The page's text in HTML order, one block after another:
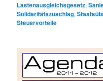
Lastenausgleichsgesetz,
Solidaritätszuschlag,
Steuervorteile